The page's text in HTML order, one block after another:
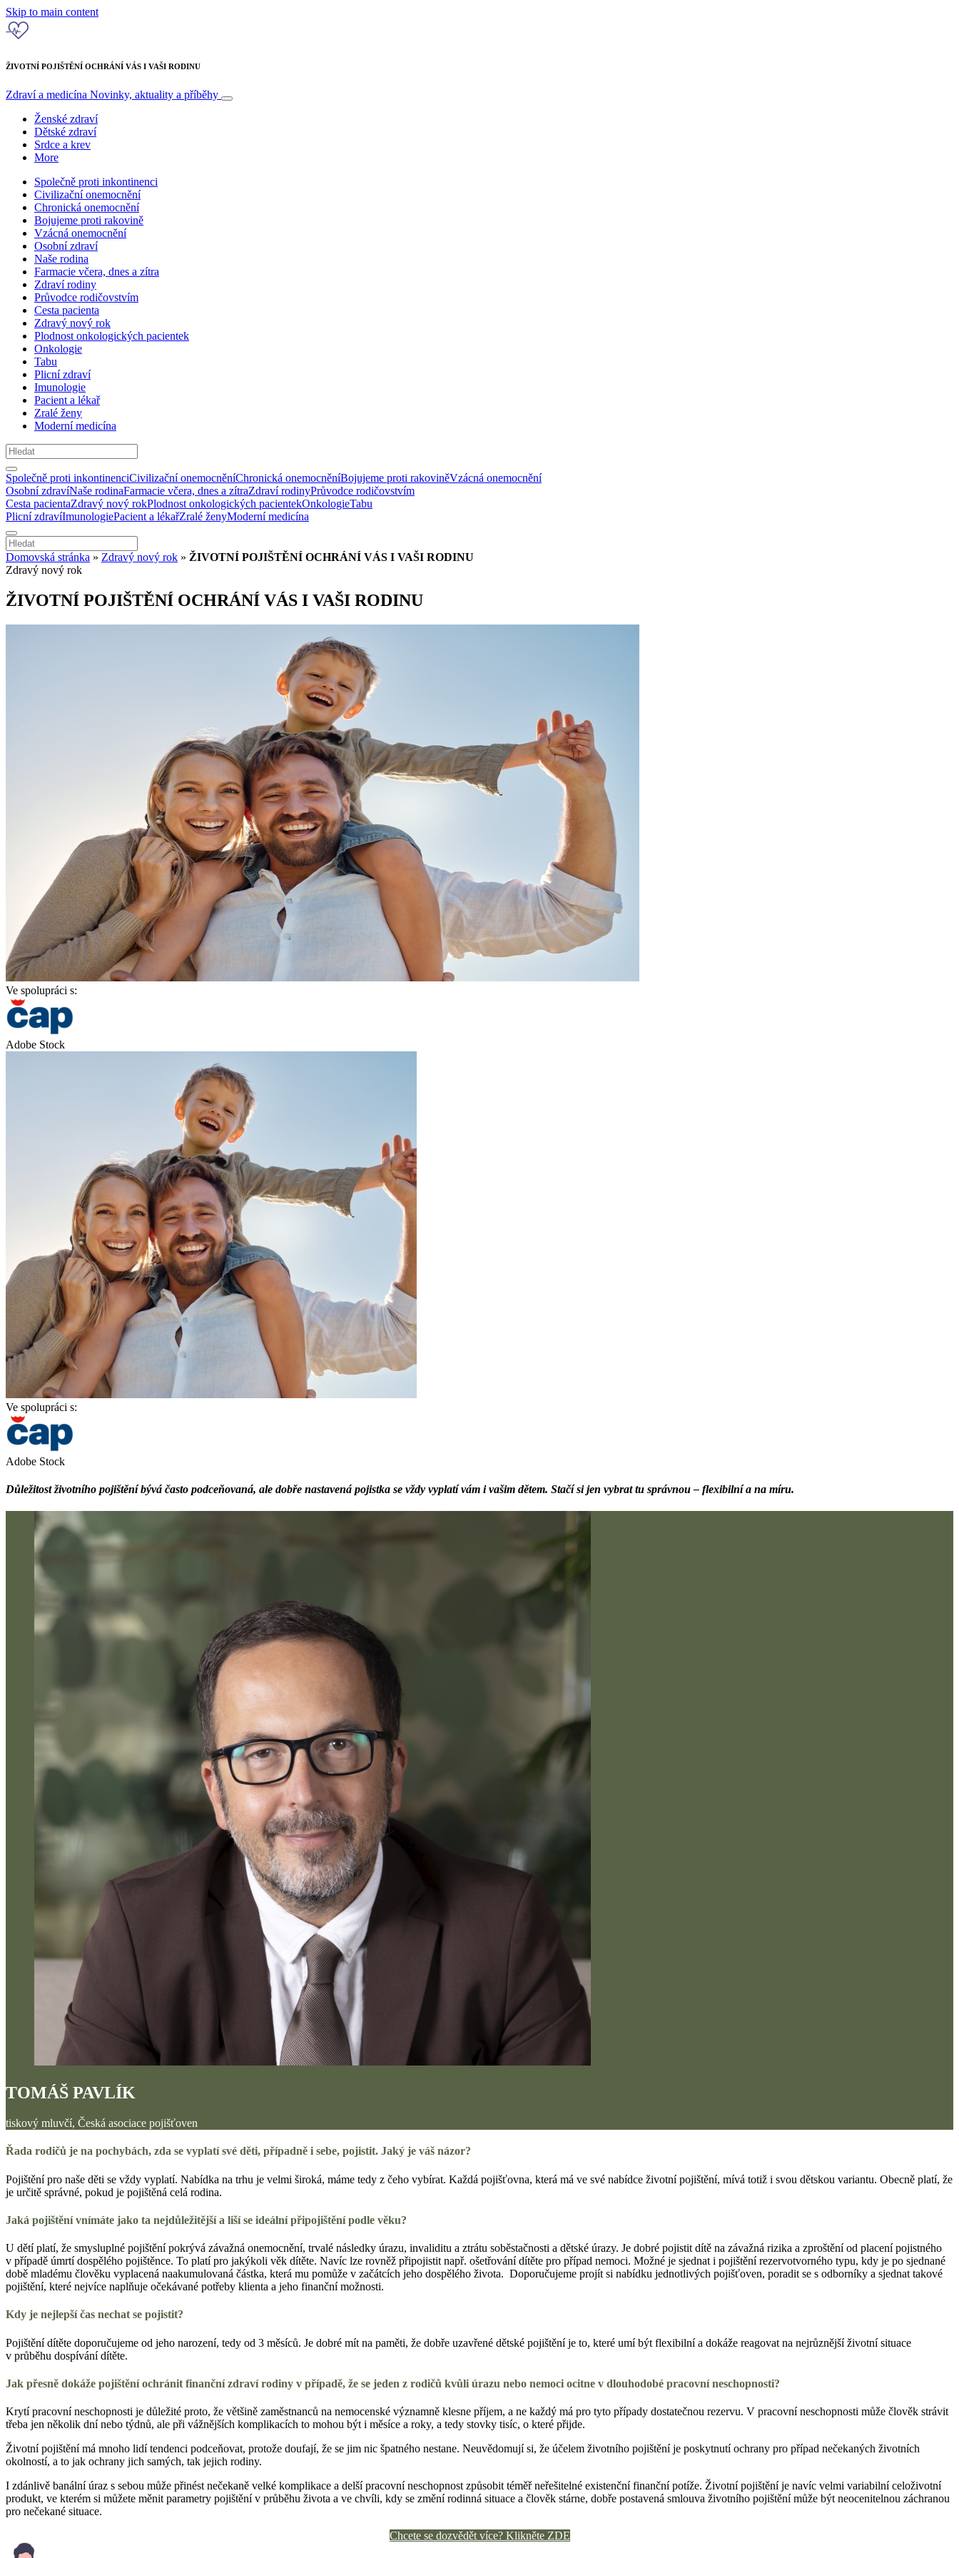
Skip to main content
ŽIVOTNÍ POJIŠTĚNÍ OCHRÁNÍ VÁS I VAŠI RODINU
Zdraví a medicína Novinky, aktuality a příběhy
Ženské zdraví
Dětské zdraví
Srdce a krev
More
Společně proti inkontinenci
Civilizační onemocnění
Chronická onemocnění
Bojujeme proti rakovině
Vzácná onemocnění
Osobní zdraví
Naše rodina
Farmacie včera, dnes a zítra
Zdraví rodiny
Průvodce rodičovstvím
Cesta pacienta
Zdravý nový rok
Plodnost onkologických pacientek
Onkologie
Tabu
Plicní zdraví
Imunologie
Pacient a lékař
Zralé ženy
Moderní medicína
Společně proti inkontinenciCivilizační onemocněníChronická onemocněníBojujeme proti rakoviněVzácná onemocnění
Osobní zdravíNaše rodinaFarmacie včera, dnes a zítraZdraví rodinyPrůvodce rodičovstvím
Cesta pacientaZdravý nový rokPlodnost onkologických pacientekOnkologieTabu
Plicní zdravíImunologiePacient a lékařZralé ženyModerní medicína
Domovská stránka » Zdravý nový rok » ŽIVOTNÍ POJIŠTĚNÍ OCHRÁNÍ VÁS I VAŠI RODINU
Zdravý nový rok
ŽIVOTNÍ POJIŠTĚNÍ OCHRÁNÍ VÁS I VAŠI RODINU
Ve spolupráci s:
Adobe Stock
Ve spolupráci s:
Adobe Stock
Důležitost životního pojištění bývá často podceňovaná, ale dobře nastavená pojistka se vždy vyplatí vám i vašim dětem. Stačí si jen vybrat tu správnou – flexibilní a na míru.
TOMÁŠ PAVLÍK
tiskový mluvčí, Česká asociace pojišťoven
Řada rodičů je na pochybách, zda se vyplatí své děti, případně i sebe, pojistit. Jaký je váš názor?
Pojištění pro naše děti se vždy vyplatí. Nabídka na trhu je velmi široká, máme tedy z čeho vybírat. Každá pojišťovna, která má ve své nabídce životní pojištění, mívá totiž i svou dětskou variantu. Obecně platí, že
je určitě správné, pokud je pojištěná celá rodina.
Jaká pojištění vnímáte jako ta nejdůležitější a liší se ideální připojištění podle věku?
U dětí platí, že smysluplné pojištění pokrývá závažná onemocnění, trvalé následky úrazu, invaliditu a ztrátu soběstačnosti a dětské úrazy. Je dobré pojistit dítě na závažná rizika a zproštění od placení pojistného
v případě úmrtí dospělého pojištěnce. To platí pro jakýkoli věk dítěte. Navíc lze rovněž připojistit např. ošetřování dítěte pro případ nemoci. Možné je sjednat i pojištění rezervotvorného typu, kdy je po sjednané
době mladému člověku vyplacená naakumulovaná částka, která mu pomůže v začátcích jeho dospělého života. Doporučujeme projít si nabídku jednotlivých pojišťoven, poradit se s odborníky a sjednat takové
pojištění, které nejvíce naplňuje očekávané potřeby klienta a jeho finanční možnosti.
Kdy je nejlepší čas nechat se pojistit?
Pojištění dítěte doporučujeme od jeho narození, tedy od 3 měsíců. Je dobré mít na paměti, že dobře uzavřené dětské pojištění je to, které umí být flexibilní a dokáže reagovat na nejrůznější životní situace
v průběhu dospívání dítěte.
Jak přesně dokáže pojištění ochránit finanční zdraví rodiny v případě, že se jeden z rodičů kvůli úrazu nebo nemoci ocitne v dlouhodobé pracovní neschopnosti?
Krytí pracovní neschopnosti je důležité proto, že většině zaměstnanců na nemocenské významně klesne příjem, a ne každý má pro tyto případy dostatečnou rezervu. V pracovní neschopnosti může člověk strávit
třeba jen několik dní nebo týdnů, ale při vážnějších komplikacích to mohou být i měsíce a roky, a tedy stovky tisíc, o které přijde.
Životní pojištění má mnoho lidí tendenci podceňovat, protože doufají, že se jim nic špatného nestane. Neuvědomují si, že účelem životního pojištění je poskytnutí ochrany pro případ nečekaných životních
okolností, a to jak ochrany jich samých, tak jejich rodiny.
I zdánlivě banální úraz s sebou může přinést nečekaně velké komplikace a delší pracovní neschopnost způsobit téměř neřešitelné existenční finanční potíže. Životní pojištění je navíc velmi variabilní celoživotní
produkt, ve kterém si můžete měnit parametry pojištění v průběhu života a ve chvíli, kdy se změní rodinná situace a člověk stárne, dobře postavená smlouva životního pojištění může být neocenitelnou záchranou
pro nečekané situace.
Chcete se dozvědět více? Klikněte ZDE